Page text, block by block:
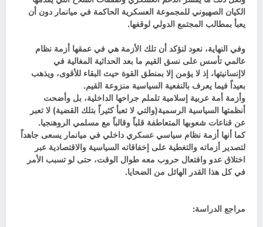
الكيان الصهيوني للمجموعة العسكرية الحاكمة في ميانمار دون أن
يعبأ بمطالب المجتمع الدولي لوقفها.
وفي النهاية، نعود لنؤكد أن تلك الأزمة هي في عمقها أزمة نظام
عالمي تأسس على نسق القيم ما بعد الحداثية المغالية في
لاإنسانيتها، إذ لا يؤمن إلا بمنطق القوة حيث البقاء للأقوى، ويذهب
بعيداً فيما يعرف بالنفعية السياسية منزوعة القيم.
وأزمة أمة عربية إسلامية تلملم جراحها الداخلية، بل وأضحت
أنظمتها السياسية الرسمية(والتي لا تعبأ كثيراً بتلك القضية) لا تعبر
عن قناعات شعوبها المتعاطفة قلباً وقالباً مع مسلمي الروهنجيا.
كما أنها أزمة نظام سياسي عسكري داخلي في ميانمار يسعى جاهداً
لتصدير أزماته والتغطية على إخفاقاته السياسية والاقتصادية عبر
اختلاق عدو وافتعال حروب معه طوال الوقت، حتى لو تسبب الأمر
في كل هذا القدر الهائل من الضحايا.
مراجع الدراسة: